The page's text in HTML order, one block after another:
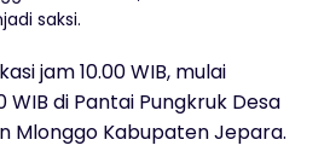
saksi.
jam 10.00 WIB, mulai
WIB di Pantai Pungkruk Desa
Mlonggo Kabupaten Jepara.